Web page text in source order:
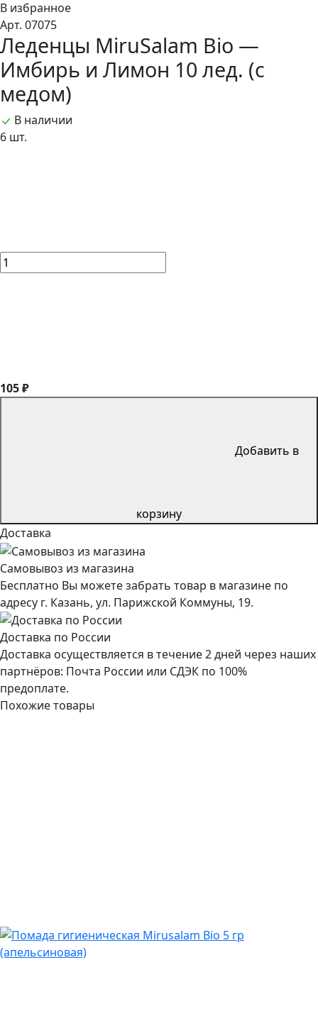
В избранное
Арт. 07075
Леденцы MiruSalam Bio —
Имбирь и Лимон 10 лед. (с
медом)
В наличии
6 шт.
105 ₽
Добавить в
корзину
Доставка
Самовывоз из магазина
Бесплатно Вы можете забрать товар в магазине по
адресу г. Казань, ул. Парижской Коммуны, 19.
Доставка по России
Доставка осуществляется в течение 2 дней через наших
партнёров: Почта России или СДЭК по 100%
предоплате.
Похожие товары